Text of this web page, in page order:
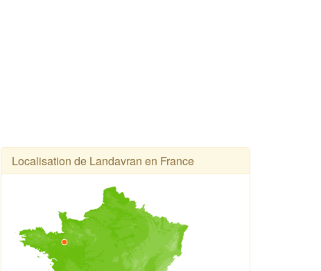
Localisation de Landavran en France